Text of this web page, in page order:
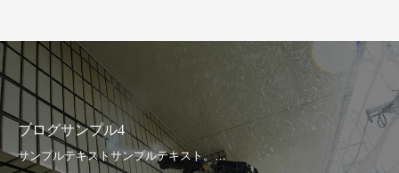
ブログサンプル4